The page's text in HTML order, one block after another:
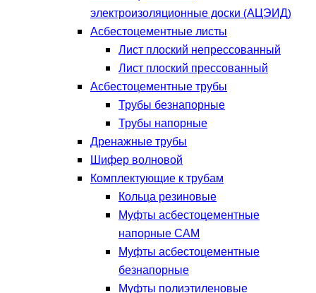
электроизоляционные доски (АЦЭИД)
Асбестоцементные листы
Лист плоский непрессованный
Лист плоский прессованный
Асбестоцементные трубы
Трубы безнапорные
Трубы напорные
Дренажные трубы
Шифер волновой
Комплектующие к трубам
Кольца резиновые
Муфты асбестоцементные
напорные САМ
Муфты асбестоцементные
безнапорные